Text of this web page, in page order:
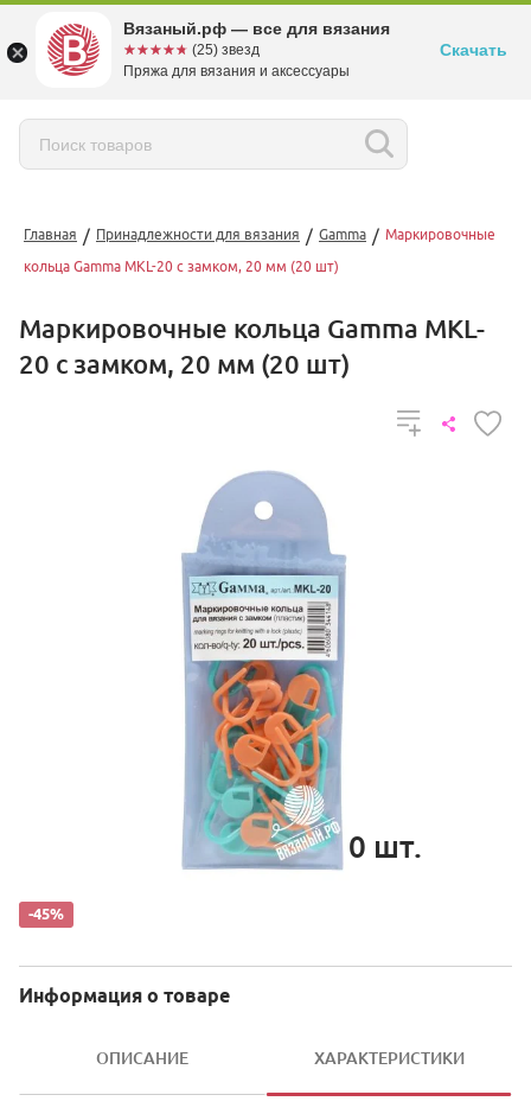
Главная / Принадлежности для вязания / Gamma / Маркировочные
кольца Gamma MKL-20 с замком, 20 мм (20 шт)
Маркировочные кольца Gamma MKL-
20 с замком, 20 мм (20 шт)
0 шт.
-45%
Информация о товаре
ОПИСАНИЕ ХАРАКТЕРИСТИКИ
Вязаный.рф — все для вязания
☆☆☆☆☆
★★★★★ (25) звезд
Пряжа для вязания и аксессуары
Скачать